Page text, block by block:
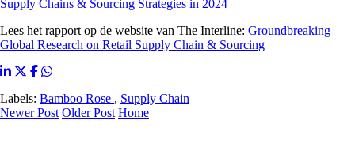
Supply Chains & Sourcing Strategies in 2024
Lees het rapport op de website van The Interline: Groundbreaking
Global Research on Retail Supply Chain & Sourcing
Labels: Bamboo Rose , Supply Chain
Newer Post Older Post Home